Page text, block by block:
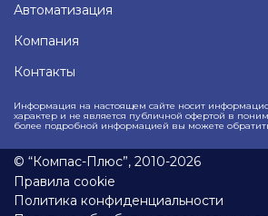
Автоматизация
Компания
Контакты
Информация на настоящем сайте носит
характер и не является публичной офертой в
более подробной информацией вы можете
© “Компас-Плюс”, 2010-2026
Правила cookie
Политика конфиденциальности